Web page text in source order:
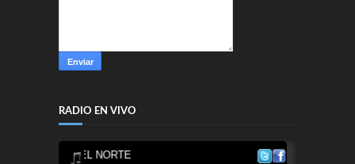
RADIO EN VIVO